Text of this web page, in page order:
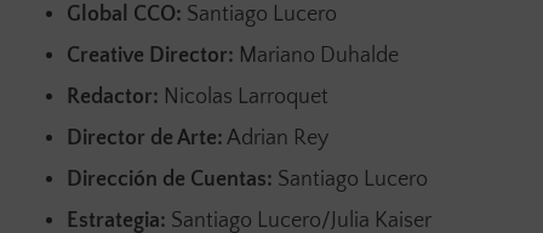
Global CCO: Santiago Lucero
Creative Director: Mariano Duhalde
Redactor: Nicolas Larroquet
Director de Arte: Adrian Rey
Dirección de Cuentas: Santiago Lucero
Estrategia: Santiago Lucero/Julia Kaiser